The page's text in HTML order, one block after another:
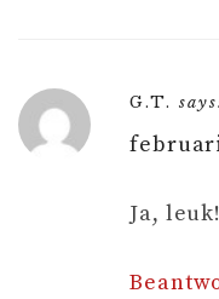
G.T.
februari
Ja, leuk!